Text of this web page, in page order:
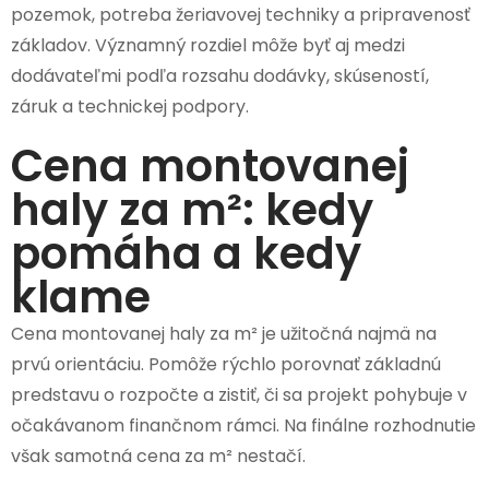
pozemok, potreba žeriavovej techniky a pripravenosť
základov. Významný rozdiel môže byť aj medzi
dodávateľmi podľa rozsahu dodávky, skúseností,
záruk a technickej podpory.
Cena montovanej
haly za m²: kedy
pomáha a kedy
klame
Cena montovanej haly za m² je užitočná najmä na
prvú orientáciu. Pomôže rýchlo porovnať základnú
predstavu o rozpočte a zistiť, či sa projekt pohybuje v
očakávanom finančnom rámci. Na finálne rozhodnutie
však samotná cena za m² nestačí.